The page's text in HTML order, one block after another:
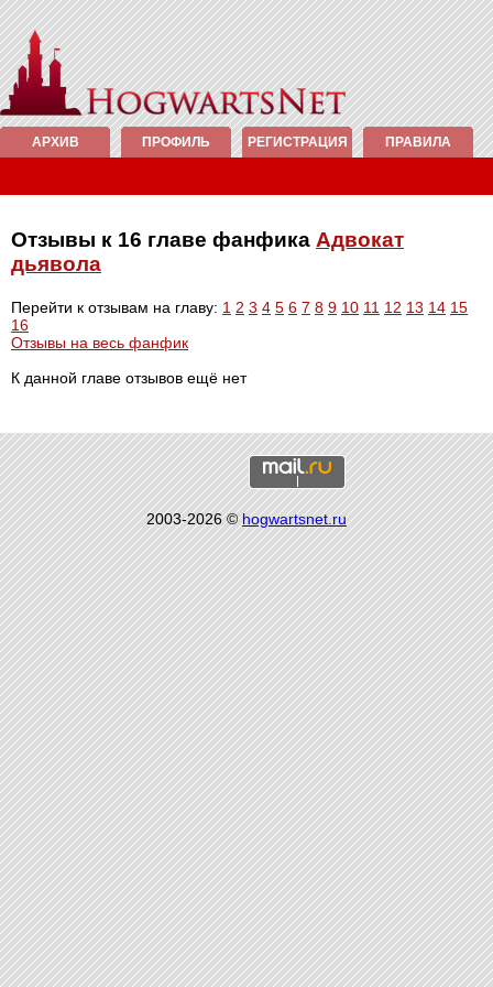
АРХИВ ПРОФИЛЬ РЕГИСТРАЦИЯ ПРАВИЛА
Отзывы к 16 главе фанфика Адвокат
дьявола
Перейти к отзывам на главу: 1 2 3 4 5 6 7 8 9 10 11 12 13 14 15
16
Отзывы на весь фанфик
К данной главе отзывов ещё нет
2003-2026 ©hogwartsnet.ru